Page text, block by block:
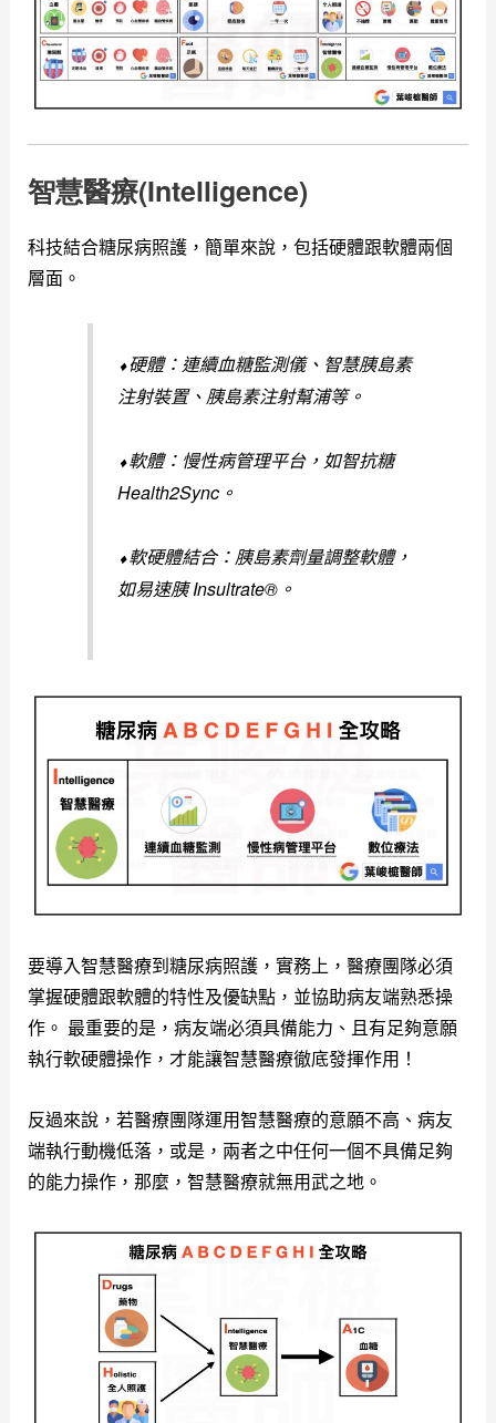
智慧醫療(Intelligence)
科技結合糖尿病照護，簡單來說，包括硬體跟軟體兩個
層面。
⬧硬體：連續血糖監測儀、智慧胰島素
注射裝置、胰島素注射幫浦等。
⬧軟體：慢性病管理平台，如智抗糖
Health2Sync。
⬧軟硬體結合：胰島素劑量調整軟體，
如易速胰 Insultrate®。
要導入智慧醫療到糖尿病照護，實務上，醫療團隊必須
掌握硬體跟軟體的特性及優缺點，並協助病友端熟悉操
作。 最重要的是，病友端必須具備能力、且有足夠意願
執行軟硬體操作，才能讓智慧醫療徹底發揮作用！
反過來說，若醫療團隊運用智慧醫療的意願不高、病友
端執行動機低落，或是，兩者之中任何一個不具備足夠
的能力操作，那麼，智慧醫療就無用武之地。